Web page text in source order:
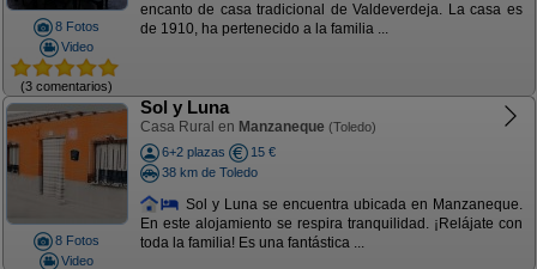
8 Fotos
Video
(3 comentarios)
encanto de casa tradicional de Valdeverdeja. La casa es
de 1910, ha pertenecido a la familia ...
8 Fotos
Video
Sol y Luna
Casa Rural en Manzaneque (Toledo)
6+2 plazas
15 €
38 km de Toledo
Sol y Luna se encuentra ubicada en Manzaneque.
En este alojamiento se respira tranquilidad. ¡Relájate con
toda la familia! Es una fantástica ...